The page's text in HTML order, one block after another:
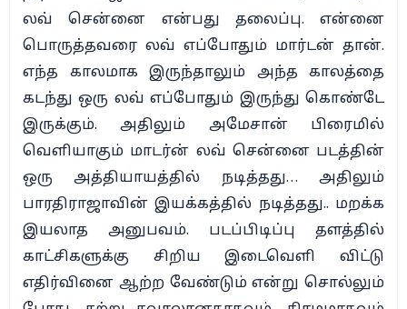
லவ் சென்னை என்பது தலைப்பு. என்னை
பொருத்தவரை லவ் எப்போதும் மார்டன் தான்.
எந்த காலமாக இருந்தாலும் அந்த காலத்தை
கடந்து ஒரு லவ் எப்போதும் இருந்து கொண்டே
இருக்கும். அதிலும் அமேசான் பிரைமில்
வெளியாகும் மாடர்ன் லவ் சென்னை படத்தின்
ஒரு அத்தியாயத்தில் நடித்தது… அதிலும்
பாரதிராஜாவின் இயக்கத்தில் நடித்தது.. மறக்க
இயலாத அனுபவம். படப்பிடிப்பு தளத்தில்
காட்சிகளுக்கு சிறிய இடைவெளி விட்டு
எதிர்வினை ஆற்ற வேண்டும் என்று சொல்லும்